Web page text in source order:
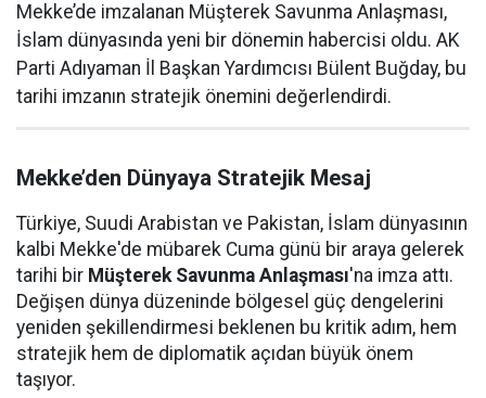
Mekke’de imzalanan Müşterek Savunma Anlaşması,
İslam dünyasında yeni bir dönemin habercisi oldu. AK
Parti Adıyaman İl Başkan Yardımcısı Bülent Buğday, bu
tarihi imzanın stratejik önemini değerlendirdi.
Mekke’den Dünyaya Stratejik Mesaj
Türkiye, Suudi Arabistan ve Pakistan, İslam dünyasının
kalbi Mekke'de mübarek Cuma günü bir araya gelerek
tarihi bir Müşterek Savunma Anlaşması'na imza attı.
Değişen dünya düzeninde bölgesel güç dengelerini
yeniden şekillendirmesi beklenen bu kritik adım, hem
stratejik hem de diplomatik açıdan büyük önem
taşıyor.